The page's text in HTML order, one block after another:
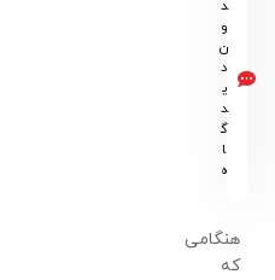
د
و
ن
د
ی
د
گ
ا
ه
هنگامی
که